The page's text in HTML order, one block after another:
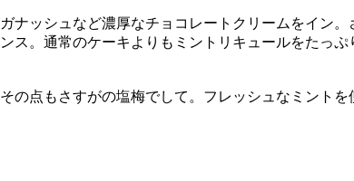
ナッシュなど濃厚なチョコレートクリームをイン
ス。通常のケーキよりもミントリキュールをたっ
の点もさすがの塩梅でして。フレッシュなミント